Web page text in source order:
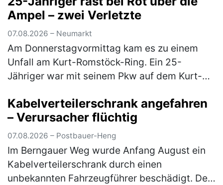
(mehr)
Ampel – zwei Verletzte
07.08.2026 – Neumarkt
Am Donnerstagvormittag kam es zu einem
Unfall am Kurt-Romstöck-Ring. Ein 25-
Jähriger war mit seinem Pkw auf dem Kurt-
Kreuzung mit der Ringstraße/St-Florian-
Straß…(mehr)
Kabelverteilerschrank angefahren
– Verursacher flüchtig
07.08.2026 – Postbauer-Heng
Im Berngauer Weg wurde Anfang August ein
Kabelverteilerschrank durch einen
unbekannten Fahrzeugführer beschädigt. Der